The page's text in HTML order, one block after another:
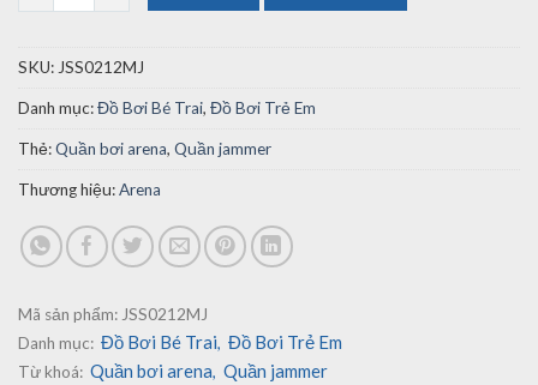
SKU: JSS0212MJ
Danh mục:Đồ Bơi Bé Trai, Đồ Bơi Trẻ Em
Thẻ:Quần bơi arena, Quần jammer
Thương hiệu:Arena
Mã sản phẩm:JSS0212MJ
Danh mục: Đồ Bơi Bé Trai, Đồ Bơi Trẻ Em
Từ khoá: Quần bơi arena, Quần jammer